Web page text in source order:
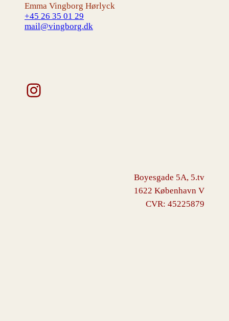
Emma Vingborg Hørlyck
+45 26 35 01 29
mail@vingborg.dk
Instagram
Boyesgade 5A, 5.tv
1622 København V
CVR: 45225879